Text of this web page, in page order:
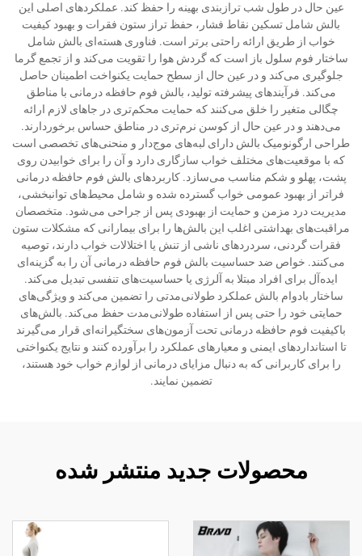
عین حال در طول شب ترازبندی بهینه را حفظ کند. عملکردهای اصلی این
بالش شامل تسکین نقاط فشار، حفظ تراز ستون فقرات و بهبود کیفیت
خواب از طریق ارائه راحتی برتر است. فناوری هسته‌ای بالش شامل
ساختار فوم سلول باز است که گردش هوا را تقویت می‌کند و از تجمع گرما
جلوگیری می‌کند و در عین حال از سطح حمایت یکنواخت اطمینان حاصل
می‌کند. فرآیندهای پیشرفته تولید، بالش فوم حافظه درمانی با مناطق
چگالی متغیر را خلق می‌کنند که حمایت محکم‌تری در جاهای لازم ارائه
می‌دهند و در عین حال از کوسن نرم‌تری در مناطق حساس برخوردارند.
طراحی ارگونومیک بالش دارای لبه‌های موج‌دار و منحنی‌های تخصصی است
که با موقعیت‌های مختلف خواب سازگاری دارد و آن را برای خوابیدن روی
پشت، پهلو و شکم مناسب می‌سازد. کاربردهای بالش فوم حافظه درمانی
فراتر از بهبود عمومی خواب گسترده شده و شامل محیط‌های توانبخشی،
مدیریت درد مزمن و حمایت از بهبودی پس از جراحی می‌شود. متخصصان
مراقبت‌های بهداشتی اغلب این بالش‌ها را برای بیمارانی که مشکلات ستون
فقرات گردنی، سردردهای ناشی از تنش یا اختلالات خواب دارند، توصیه
می‌کنند. خواص ضد حساسیت بالش فوم حافظه درمانی آن را به گزینه‌ای
ایده‌آل برای افراد مبتلا به آلرژی یا حساسیت‌های تنفسی تبدیل می‌کند.
ساختار بادوام بالش عملکرد طولانی‌مدتی را تضمین می‌کند و ویژگی‌های
حمایتی خود را حتی پس از استفاده طولانی‌مدت حفظ می‌کند. بالش‌های
باکیفیت فوم حافظه درمانی تحت آزمون‌های سختگیرانه‌ای قرار می‌گیرند
تا استانداردهای ایمنی و معیارهای عملکرد را برآورده کنند و نتایج یکنواختی
را برای کاربرانی که به دنبال مزایای درمانی از لوازم خواب خود هستند،
تضمین نمایند.
محصولات جدید منتشر شده